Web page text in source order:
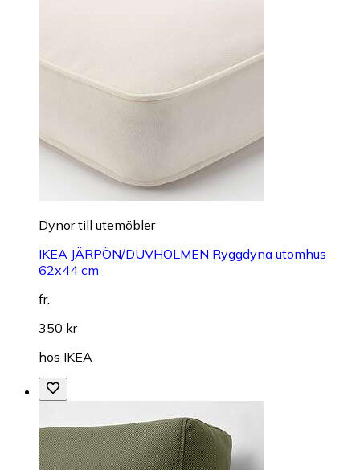
Dynor till utemöbler
IKEA JÄRPÖN/DUVHOLMEN Ryggdyna utomhus
62x44 cm
fr.
350 kr
hos IKEA